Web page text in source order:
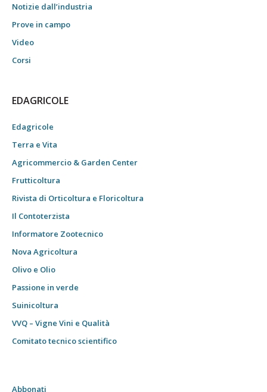
Notizie dall’industria
Prove in campo
Video
Corsi
EDAGRICOLE
Edagricole
Terra e Vita
Agricommercio & Garden Center
Frutticoltura
Rivista di Orticoltura e Floricoltura
Il Contoterzista
Informatore Zootecnico
Nova Agricoltura
Olivo e Olio
Passione in verde
Suinicoltura
VVQ – Vigne Vini e Qualità
Comitato tecnico scientifico
Abbonati